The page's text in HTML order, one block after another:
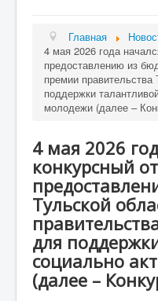
Сведения об
О школе
Полезная
Гордость школы
Мероприятия
Контакты
Родителям
Группа в VK
Противодействие
Главная
4 мая 2026 года
предоставлению из
премии
поддержки
молодежи (далее –
4 мая 2026
конкурсный
Тульской
для
социально
(далее –